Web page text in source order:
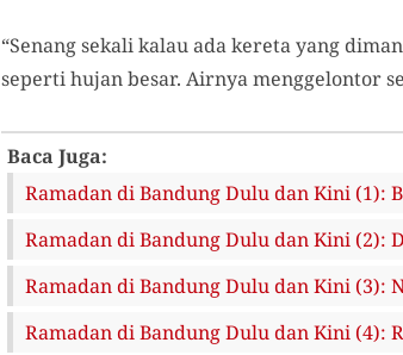
“Senang sekali kalau ada kereta yang
seperti hujan besar. Airnya menggelontor
Baca Juga:
Ramadan di Bandung Dulu dan Kini (1):
Ramadan di Bandung Dulu dan Kini (2):
Ramadan di Bandung Dulu dan Kini (3):
Ramadan di Bandung Dulu dan Kini (4):